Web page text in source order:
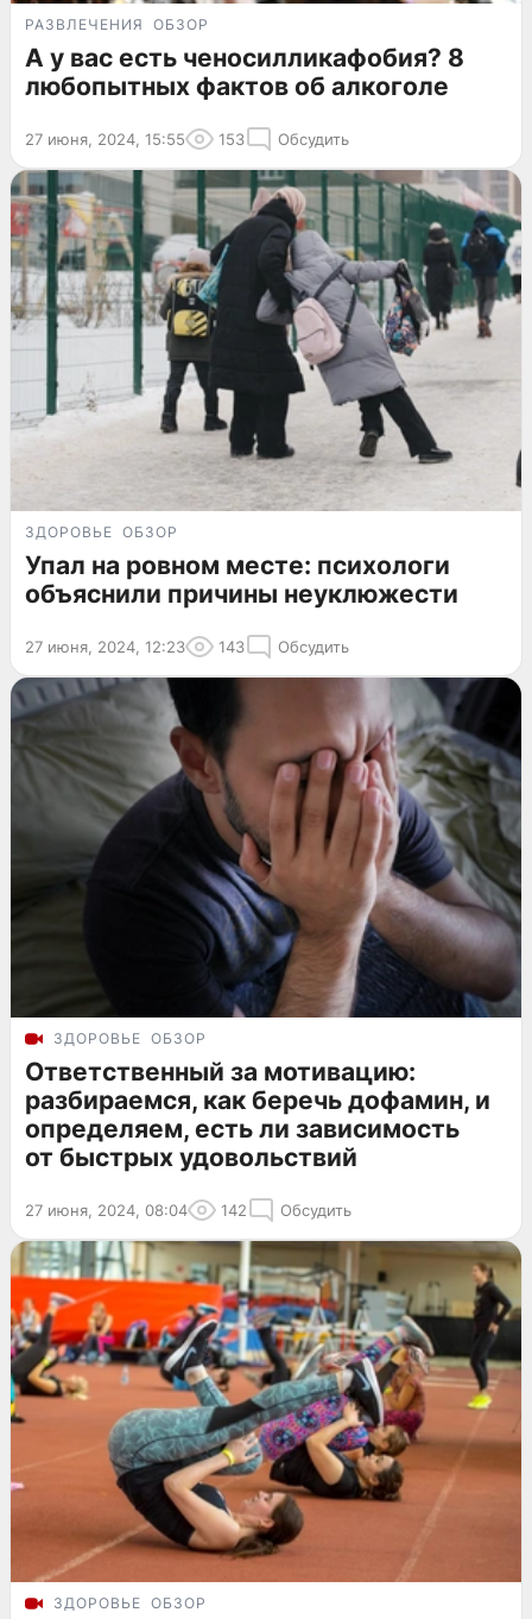
РАЗВЛЕЧЕНИЯ ОБЗОР
А у вас есть ченосилликафобия? 8
любопытных фактов об алкоголе
27 июня, 2024, 15:55 153 Обсудить
ЗДОРОВЬЕ ОБЗОР
Упал на ровном месте: психологи
объяснили причины неуклюжести
27 июня, 2024, 12:23 143 Обсудить
ЗДОРОВЬЕ ОБЗОР
Ответственный за мотивацию:
разбираемся, как беречь дофамин, и
определяем, есть ли зависимость
от быстрых удовольствий
27 июня, 2024, 08:04 142 Обсудить
ЗДОРОВЬЕ ОБЗОР